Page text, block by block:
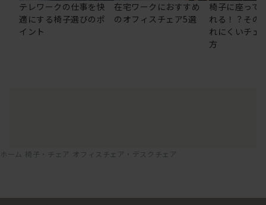
テレワークの仕事を快
適にする椅子選びのポ
イント
在宅ワークにおすすめ
のオフィスチェア5選
椅子に座って
れる！？その
れにくいチェ
方
ホーム 椅子・チェア オフィスチェア・デスクチェア